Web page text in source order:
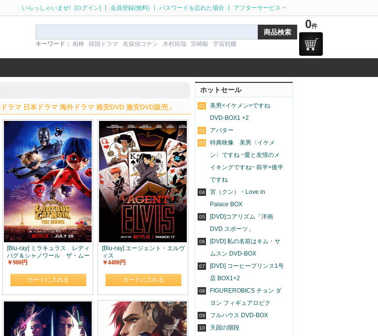
いらっしゃいませ! [ログイン] 会員登録(無料) パスワードを忘れた場合 アフターサービス
キーワード： 相棒 韓国ドラマ 名探偵コナン 木村拓哉 宮崎駿 宇宙戦艦
0件
ラマ 日本ドラマ 海外ドラマ 格安DVD 激安DVD販売」
[Blu-ray] ミラキュラス レディ
バグ＆シャノワール ザ・ムー
ビー
￥980円
カートに入れる
[Blu-ray] エージェント・エルヴ
ィス
￥4480円
カートに入れる
ホットセール
01
美男<イケメン>ですね
DVD-BOX1 +2
02 アバター
03
特典映像 美男〈イケメ
ン〉ですね ~愛と友情のメ
イキングですね~ 前半+後半
ですね
04
宮（クン）・Love in
Palace BOX
05
[DVD]コアリズム「洋画
DVD スポーツ」
06
[DVD] 私の名前はキム・サ
ムスン DVD-BOX
07
[DVD] コーヒープリンス1号
店 BOX1+2
08
FIGUREROBICS チョン ダ
ヨン フィギュアロビク
09 フルハウス DVD-BOX
10 天国の階段